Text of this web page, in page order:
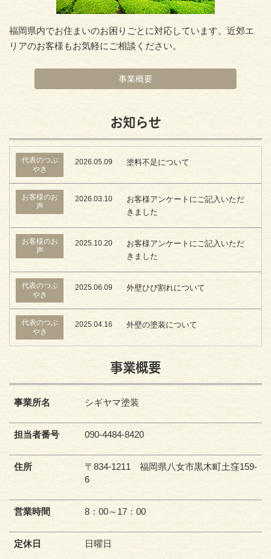
福岡県内でお住まいのお困りごとに対応しています。近郊エ
リアのお客様もお気軽にご相談ください。
事業概要
お知らせ
代表のつぶ
やき
2026.05.09 塗料不足について
お客様のお
声
2026.03.10
お客様アンケートにご記入いただ
きました
お客様のお
声
2025.10.20
お客様アンケートにご記入いただ
きました
代表のつぶ
やき
2025.06.09 外壁ひび割れについて
代表のつぶ
やき
2025.04.16 外壁の塗装について
事業概要
事業所名 シギヤマ塗装
担当者番号 090-4484-8420
住所
〒834-1211 福岡県八女市黒木町土窪159-
6
営業時間 8：00～17：00
定休日 日曜日